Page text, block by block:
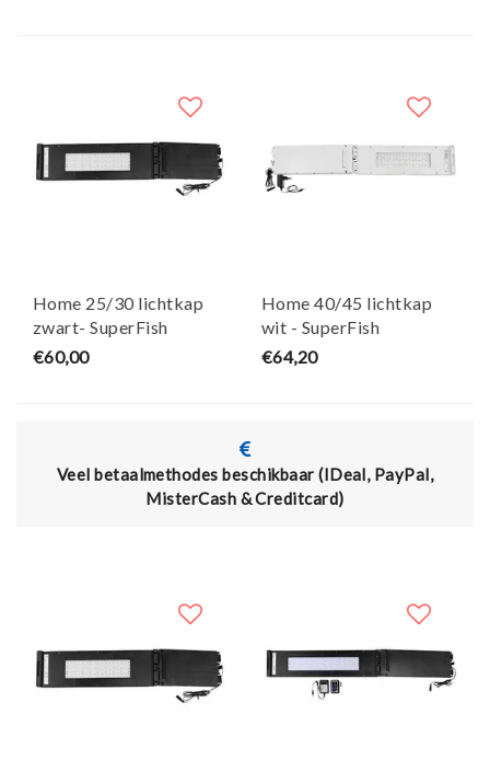
Home 25/30 lichtkap
zwart- SuperFish
€60,00
Home 40/45 lichtkap
wit - SuperFish
€64,20
Veel betaalmethodes beschikbaar (IDeal, PayPal,
MisterCash & Creditcard)